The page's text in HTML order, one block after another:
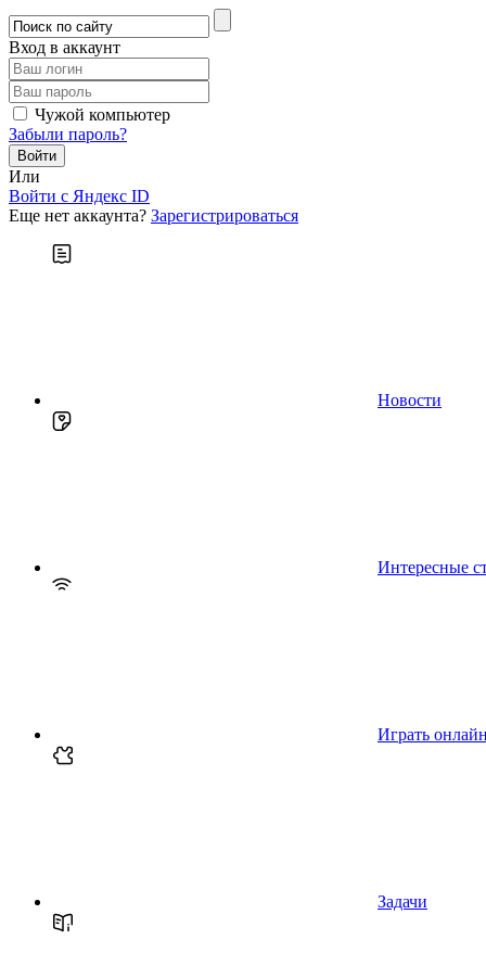
Вход в аккаунт
Чужой компьютер
Забыли пароль?
Или
Войти c Яндекс ID
Еще нет аккаунта? Зарегистрироваться
Новости
Интересные
Играть
Задачи